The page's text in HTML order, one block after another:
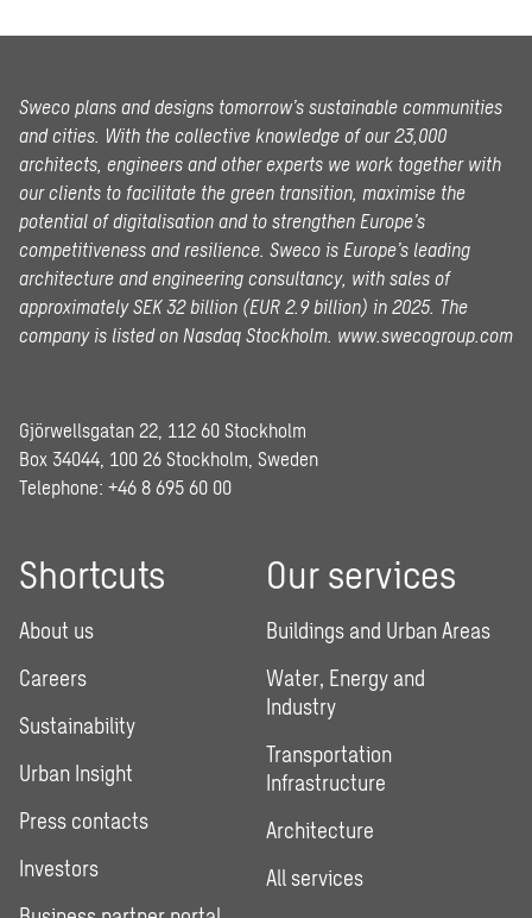
Sweco plans and designs tomorrow’s sustainable communities
and cities. With the collective knowledge of our 23,000
architects, engineers and other experts we work together with
our clients to facilitate the green transition, maximise the
potential of digitalisation and to strengthen Europe’s
competitiveness and resilience. Sweco is Europe’s leading
architecture and engineering consultancy, with sales of
approximately SEK 32 billion (EUR 2.9 billion) in 2025. The
company is listed on Nasdaq Stockholm. www.swecogroup.com
Gjörwellsgatan 22, 112 60 Stockholm
Box 34044, 100 26 Stockholm, Sweden
Telephone: +46 8 695 60 00
Shortcuts
About us
Careers
Sustainability
Urban Insight
Press contacts
Investors
Our services
Buildings and Urban Areas
Water, Energy and
Industry
Transportation
Infrastructure
Architecture
All services